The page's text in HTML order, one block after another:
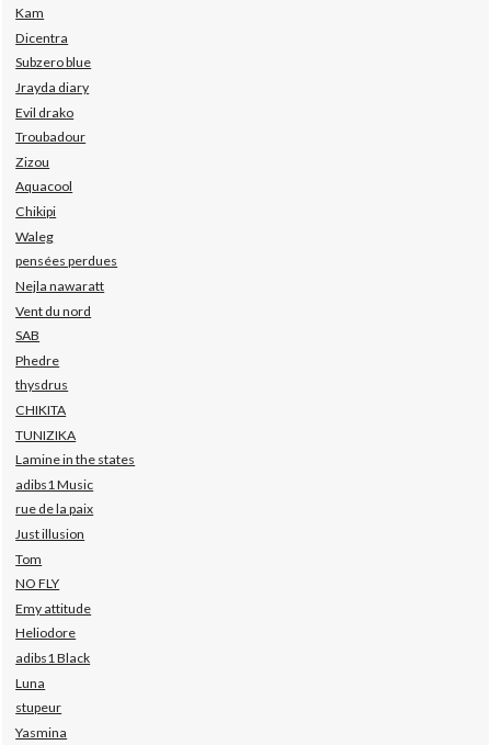
Kam
Dicentra
Subzero blue
Jrayda diary
Evil drako
Troubadour
Zizou
Aquacool
Chikipi
Waleg
pensées perdues
Nejla nawaratt
Vent du nord
SAB
Phedre
thysdrus
CHIKITA
TUNIZIKA
Lamine in the states
adibs1 Music
rue de la paix
Just illusion
Tom
NO FLY
Emy attitude
Heliodore
adibs1 Black
Luna
stupeur
Yasmina